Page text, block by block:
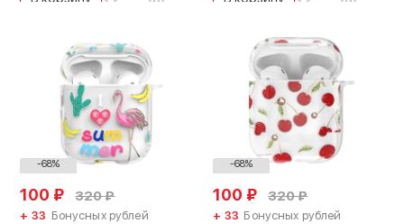
-68%
100 ₽ 320₽
+ 33 Бонусных рублей
-68%
100 ₽ 320₽
+ 33 Бонусных рублей